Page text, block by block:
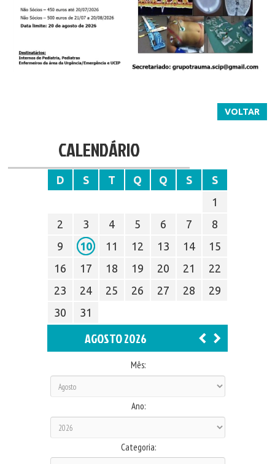
VOLTAR
CALENDÁRIO
D S T Q Q S
S
1
2
3 4 5 6 7
8
9
10 11 12 13 14
15
16
17 18 19 20 21
22
23
24 25 26 27 28
29
30
31
AGOSTO 2026
Mês:
Ano:
Categoria: